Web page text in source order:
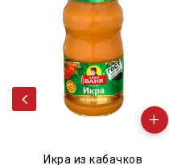
+
из кабачков